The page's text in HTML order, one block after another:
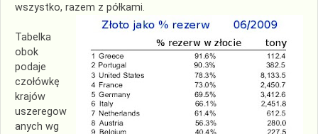
wszystko, razem z półkami.
Tabelka
obok
podaje
czołówkę
krajów
uszeregow
anych wg